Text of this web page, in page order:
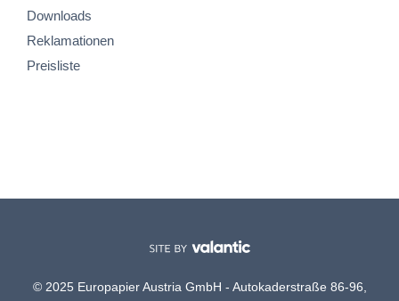
Downloads
Reklamationen
Preisliste
© 2025 Europapier Austria GmbH - Autokaderstraße 86-96,